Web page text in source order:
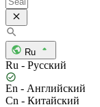
Ru
Ru - Русский
En - Английский
Cn - Китайский